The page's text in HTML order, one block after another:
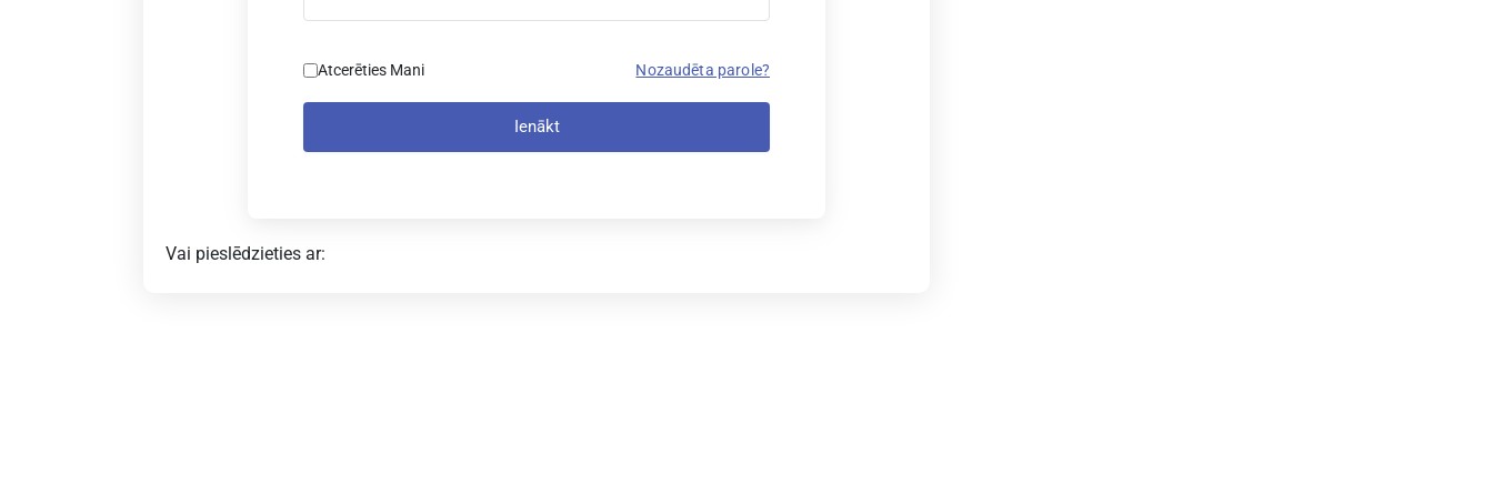
Atcerēties Mani Nozaudēta parole?
Ienākt
Vai pieslēdzieties ar: